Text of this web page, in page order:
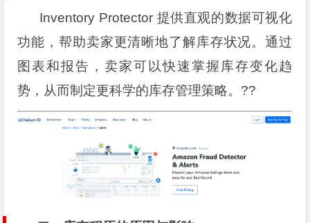
Inventory Protector 提供直观的数据可视化
功能，帮助卖家更清晰地了解库存状况。通过
图表和报告，卖家可以快速掌握库存变化趋
势，从而制定更科学的库存管理策略。??